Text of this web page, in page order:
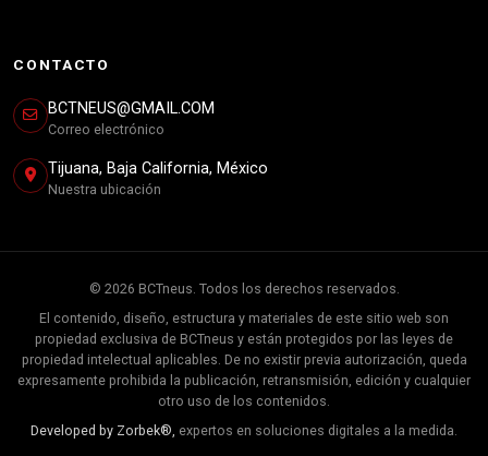
CONTACTO
BCTNEUS@GMAIL.COM
Correo electrónico
Tijuana, Baja California, México
Nuestra ubicación
© 2026 BCTneus. Todos los derechos reservados.
El contenido, diseño, estructura y materiales de este sitio web son
propiedad exclusiva de BCTneus y están protegidos por las leyes de
propiedad intelectual aplicables. De no existir previa autorización, queda
expresamente prohibida la publicación, retransmisión, edición y cualquier
otro uso de los contenidos.
Developed by Zorbek®, expertos en soluciones digitales a la medida.